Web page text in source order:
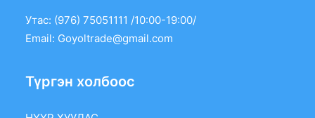
Утас: (976) 75051111 /10:00-19:00/
Email: Goyoltrade@gmail.com
Түргэн холбоос